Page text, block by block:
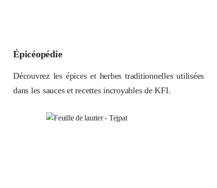
Épicéopédie
Découvrez les épices et herbes traditionnelles utilisées
dans les sauces et recettes incroyables de KFI.